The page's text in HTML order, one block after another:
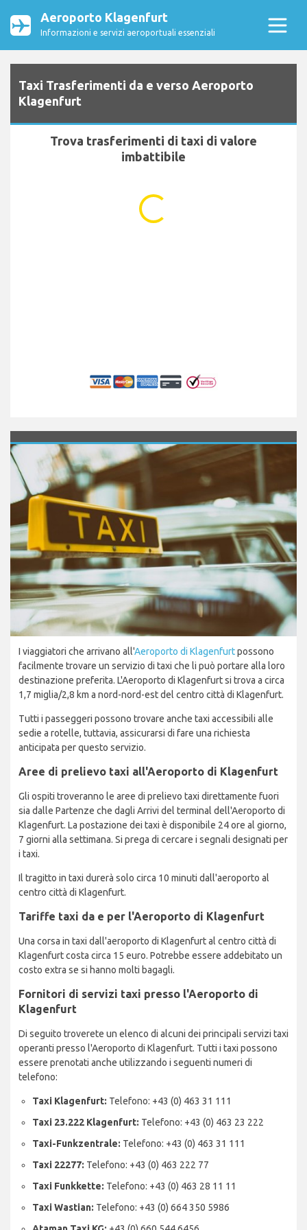
Aeroporto Klagenfurt
Informazioni e servizi aeroportuali essenziali
Taxi Trasferimenti da e verso Aeroporto
Klagenfurt
Trova trasferimenti di taxi di valore
imbattibile
I viaggiatori che arrivano all'Aeroporto di Klagenfurtpossono
facilmente trovare un servizio di taxi che li può portare alla loro
destinazione preferita. L'Aeroporto di Klagenfurt si trova a circa
1,7 miglia/2,8 km a nord-nord-est del centro città di Klagenfurt.
Tutti i passeggeri possono trovare anche taxi accessibili alle
sedie a rotelle, tuttavia, assicurarsi di fare una richiesta
anticipata per questo servizio.
Aree di prelievo taxi all'Aeroporto di Klagenfurt
Gli ospiti troveranno le aree di prelievo taxi direttamente fuori
sia dalle Partenze che dagli Arrivi del terminal dell'Aeroporto di
Klagenfurt. La postazione dei taxi è disponibile 24 ore al giorno,
7 giorni alla settimana. Si prega di cercare i segnali designati per
i taxi.
Il tragitto in taxi durerà solo circa 10 minuti dall'aeroporto al
centro città di Klagenfurt.
Tariffe taxi da e per l'Aeroporto di Klagenfurt
Una corsa in taxi dall'aeroporto di Klagenfurt al centro città di
Klagenfurt costa circa 15 euro. Potrebbe essere addebitato un
costo extra se si hanno molti bagagli.
Fornitori di servizi taxi presso l'Aeroporto di
Klagenfurt
Di seguito troverete un elenco di alcuni dei principali servizi taxi
operanti presso l'Aeroporto di Klagenfurt. Tutti i taxi possono
essere prenotati anche utilizzando i seguenti numeri di
telefono:
Taxi Klagenfurt: Telefono: +43 (0) 463 31 111
Taxi 23.222 Klagenfurt: Telefono: +43 (0) 463 23 222
Taxi-Funkzentrale: Telefono: +43 (0) 463 31 111
Taxi 22277: Telefono: +43 (0) 463 222 77
Taxi Funkkette: Telefono: +43 (0) 463 28 11 11
Taxi Wastian: Telefono: +43 (0) 664 350 5986